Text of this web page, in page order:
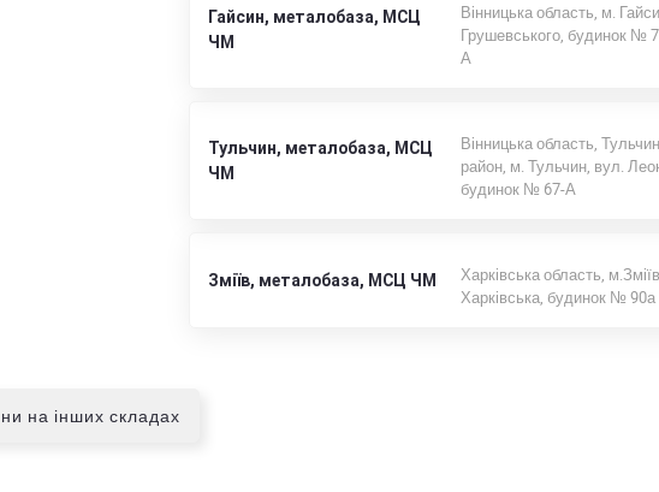
Гайсин, металобаза, МСЦ
ЧМ
Вінницька область, м.
Грушевського, будинок №
А
Тульчин, металобаза, МСЦ
ЧМ
Вінницька область,
район, м. Тульчин, вул.
будинок № 67-А
Зміїв, металобаза, МСЦ ЧМ
Харківська область,
Харківська, будинок № 90а
на інших складах